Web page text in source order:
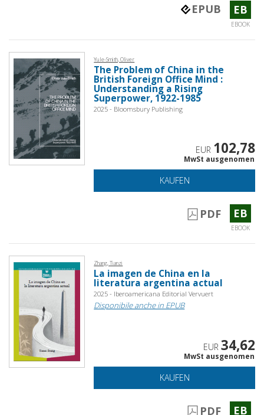
EPUB EB
EBOOK
Yule-Smith, Oliver
The Problem of China in the
British Foreign Office Mind :
Understanding a Rising
Superpower, 1922-1985
2025 - Bloomsbury Publishing
EUR 102,78
MwSt ausgenomen
KAUFEN
PDF EB
EBOOK
Zhang, Tianzi
La imagen de China en la
literatura argentina actual
2025 - Iberoamericana Editorial Vervuert
Disponibile anche in EPUB
EUR 34,62
MwSt ausgenomen
KAUFEN
PDF EB